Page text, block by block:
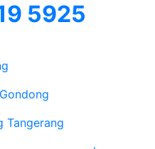
5925
Tangerang